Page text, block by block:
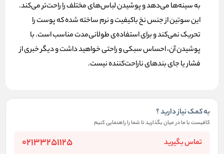
به سینه‌ها می‌دهد و پوشیدن لباس‌های مختلف را راحت‌تر می‌کند.
این سوتین از جنس نخ باکیفیت و نرم ساخته شده که پوست را
تحریک نمی‌کند و برای استفاده‌ی طولانی‌مدت مناسب است. با
پوشیدن آن، احساس سبکی و راحتی خواهید داشت و دیگر خبری از
فشار یا جای بندهای ناراحت‌کننده نیست.
به کمک نیاز دارید ؟
کافیست با ما در میان بگذارید تا شما را راهنمایی کنیم
تماس بگیرید 02133251125